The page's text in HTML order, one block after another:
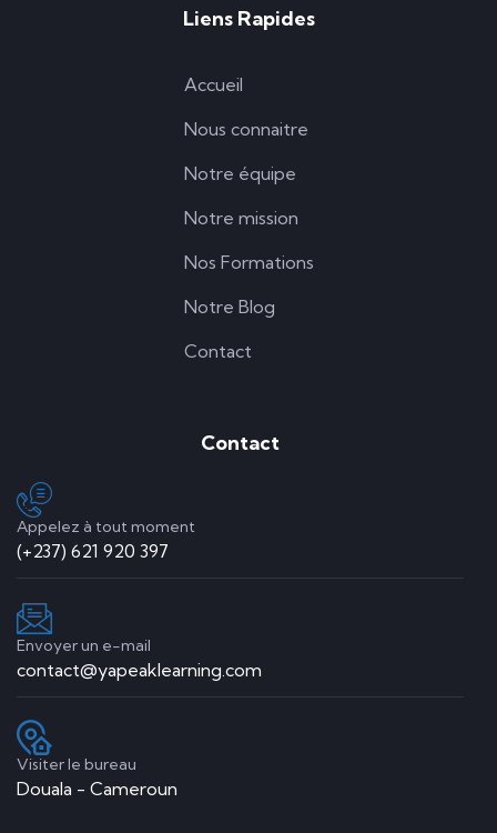
Liens Rapides
Accueil
Nous connaitre
Notre équipe
Notre mission
Nos Formations
Notre Blog
Contact
Contact
Appelez à tout moment
(+237) 621 920 397
Envoyer un e-mail
contact@yapeaklearning.com
Visiter le bureau
Douala - Cameroun